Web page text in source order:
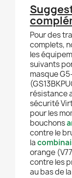
Pour des
complets,
les
suivants
masque
résistance
sécurité
pour les
bouchons
contre le
la
orange
contre les
au bas de